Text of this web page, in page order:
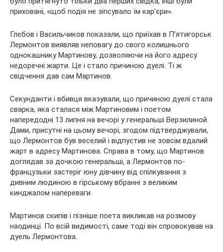
приховані, «щоб подія не зіпсувало їм кар’єри».
Глєбов і Васильчиков показали, що приїхав в П’ятигорськ
Лермонтов виявляв неповагу до свого колишнього
однокашнику Мартинову, дозволяючи на його адресу
недоречні жарти. Це і стало причиною дуелі. Ті ж
свідчення дав сам Мартинов.
Секунданти і вбивця вказували, що причиною дуелі стала
сварка, яка сталася між Мартиновим і поетом
напередодні 13 липня на вечорі у генеральші Верзилиной.
Дами, присутні на цьому вечорі, згодом підтверджували,
що Лермонтов був веселий і відпустив не зовсім вдалий
жарт в адресу Мартинова. Справа в тому, що Мартинов
доглядав за дочкою генеральші, а Лермонтов по-
французьки застеріг юну дівчину від спілкування з
дивним людиною в гірському вбранні з великим
кинджалом напереваги.
Мартинов скипів і пізніше поета викликав на розмову
наодинці. По всій видимості, саме тоді він спровокував на
дуель Лермонтова.